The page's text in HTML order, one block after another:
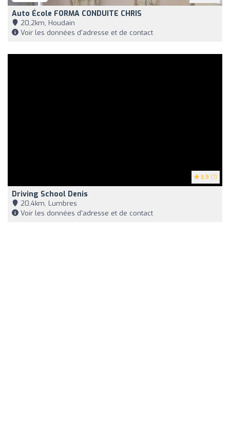
Auto École FORMA CONDUITE CHRIS
20,2km, Houdain
Voir les données d'adresse et de contact
3.9 (7)
Driving School Denis
20,4km, Lumbres
Voir les données d'adresse et de contact